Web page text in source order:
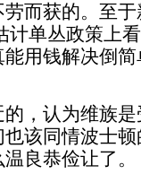
而获的。至
计单丛政策上
用钱解决倒
，认为维族
该同情波士
良恭俭让了。